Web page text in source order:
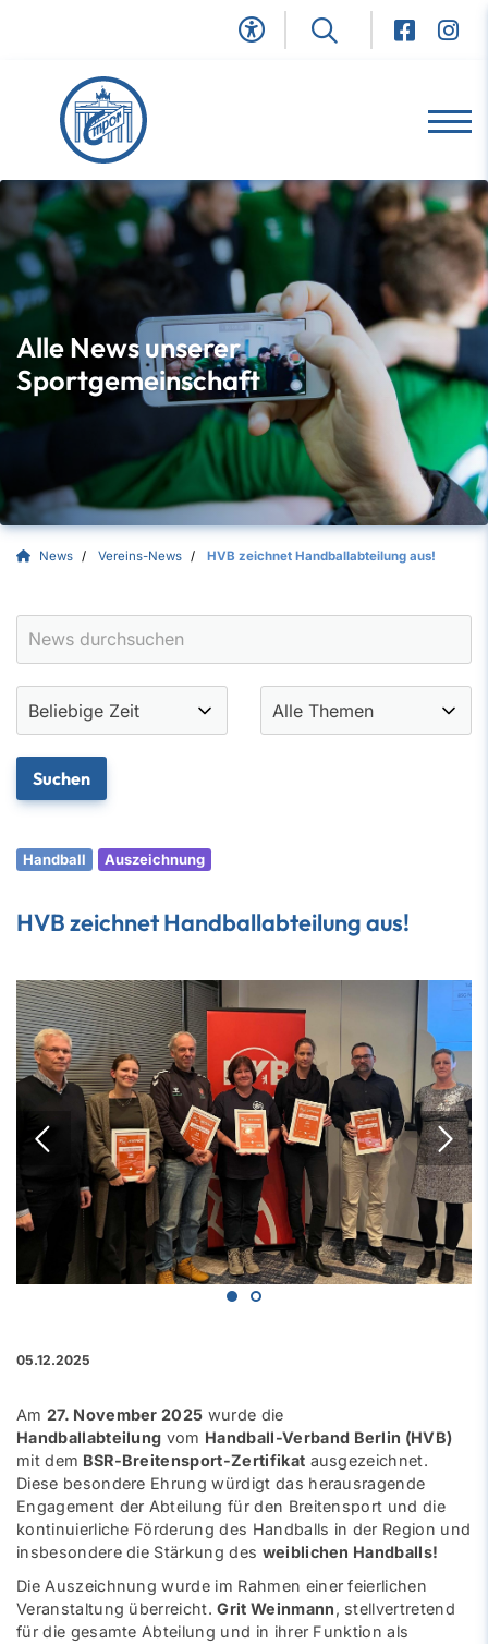
Alle News unserer
Sportgemeinschaft
News Vereins-News HVB zeichnet Handballabteilung aus!
Handball Auszeichnung
HVB zeichnet Handballabteilung aus!
05.12.2025
Am 27. November 2025 wurde die
Handballabteilung vom Handball-Verband Berlin (HVB)
mit dem BSR-Breitensport-Zertifikat ausgezeichnet.
Diese besondere Ehrung würdigt das herausragende
Engagement der Abteilung für den Breitensport und die
kontinuierliche Förderung des Handballs in der Region und
insbesondere die Stärkung des weiblichen Handballs!
Die Auszeichnung wurde im Rahmen einer feierlichen
Veranstaltung überreicht.Grit Weinmann, stellvertretend
für die gesamte Abteilung und in ihrer Funktion als